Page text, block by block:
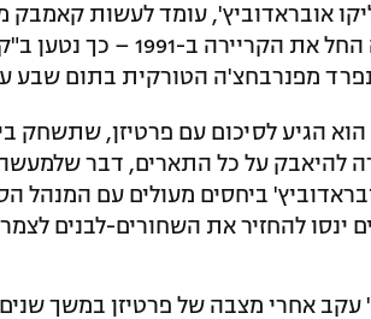
אובראדוביץ', עומד לעשות קאמבק
שנים בפרטיזן בלגרד, הקבוצה בה
הוא הגיע לסיכום עם פרטיזן, שתשחק
להיאבק על כל התארים, דבר
ביחסים מעולים עם המנהל
ינסו להחזיר את השחורים-לבנים
עקב אחרי מצבה של פרטיזן במשך